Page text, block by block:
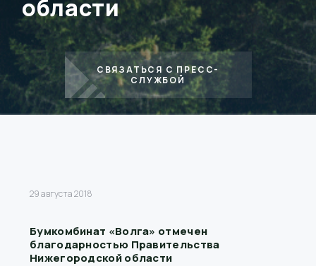
области
СВЯЗАТЬСЯ С ПРЕСС-
СЛУЖБОЙ
29 августа 2018
Бумкомбинат «Волга» отмечен
благодарностью Правительства
Нижегородской области